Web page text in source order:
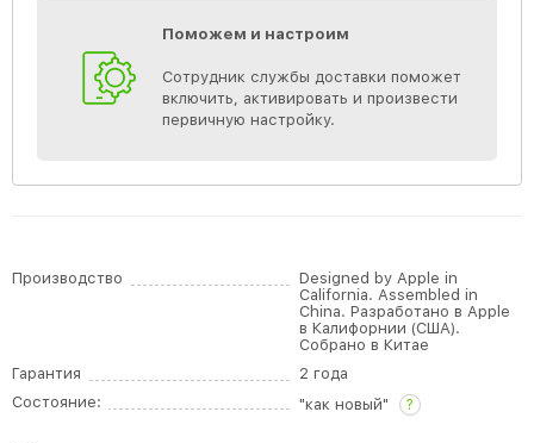
Поможем и настроим
Сотрудник службы доставки поможет
включить, активировать и произвести
первичную настройку.
Производство
Designed by Apple in
California. Assembled in
China. Разработано в Apple
в Калифорнии (США).
Собрано в Китае
Гарантия
2 года
Состояние:
"как новый" ?